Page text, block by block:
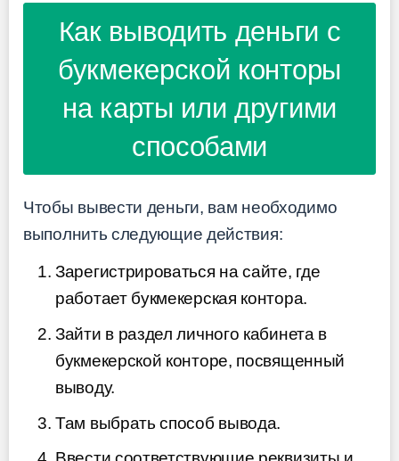
Как выводить деньги с
букмекерской конторы
на карты или другими
способами
Чтобы вывести деньги, вам необходимо
выполнить следующие действия:
Зарегистрироваться на сайте, где
работает букмекерская контора.
Зайти в раздел личного кабинета в
букмекерской конторе, посвященный
выводу.
Там выбрать способ вывода.